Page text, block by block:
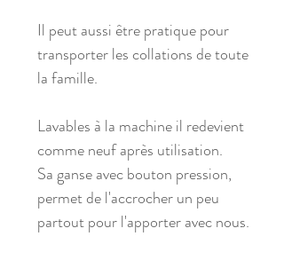
Il peut aussi être pratique pour
transporter les collations de toute
la famille.
Lavables à la machine il redevient
comme neuf après utilisation.
Sa ganse avec bouton pression,
permet de l'accrocher un peu
partout pour l'apporter avec nous.